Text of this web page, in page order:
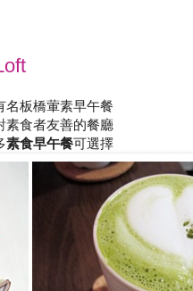
名板橋葷素早午餐
素食者友善的餐廳
素食早午餐可選擇